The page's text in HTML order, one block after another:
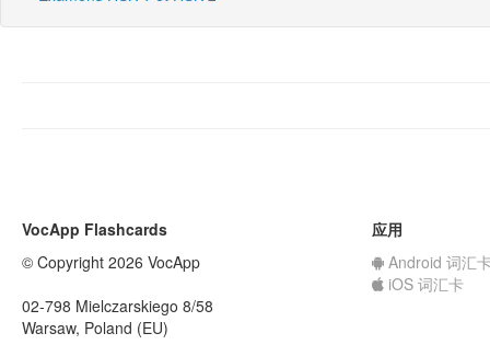
VocApp Flashcards
© Copyright 2026 VocApp
02-798 Mielczarskiego 8/58
Warsaw, Poland (EU)
应用
Android 词汇
iOS 词汇卡